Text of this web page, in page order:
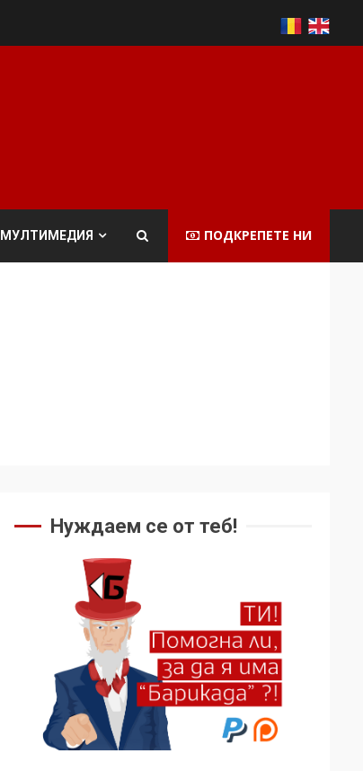
МУЛТИМЕДИЯ ПОДКРЕПЕТЕ НИ
Нуждаем се от теб!